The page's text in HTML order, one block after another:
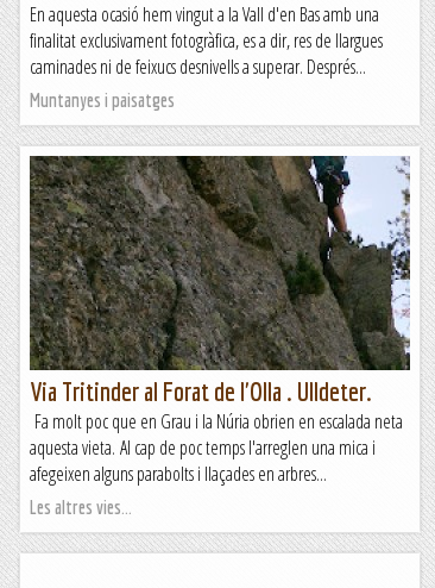
En aquesta ocasió hem vingut a la Vall d'en Bas amb una
finalitat exclusivament fotogràfica, es a dir, res de llargues
caminades ni de feixucs desnivells a superar. Després...
Muntanyes i paisatges
Via Tritinder al Forat de l'Olla . Ulldeter.
Fa molt poc que en Grau i la Núria obrien en escalada neta
aquesta vieta. Al cap de poc temps l'arreglen una mica i
afegeixen alguns parabolts i llaçades en arbres...
Les altres vies...